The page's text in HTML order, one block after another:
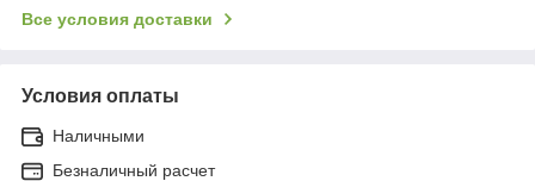
Все условия доставки
Условия оплаты
Наличными
Безналичный расчет